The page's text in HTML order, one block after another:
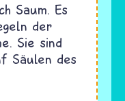
Saum. Es
der
Sie sind
Säulen des